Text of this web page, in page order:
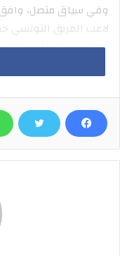
وفي سياق متصل، وافق
لاعب الفريق التونسي
المغربي، على أن
مشيداً بجمهور
الأوقات، معرباً عن
وتقديم مستويات
بدوره، قال الأردني
المطلوبة للأصفر،
واستكمل القادسية